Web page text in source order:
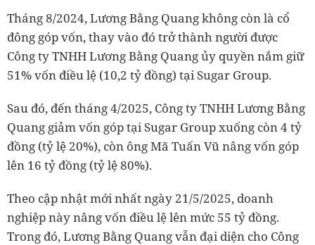
Tháng 8/2024, Lương Bằng Quang không còn là cổ
đông góp vốn, thay vào đó trở thành người được
Công ty TNHH Lương Bằng Quang ủy quyền nắm giữ
51% vốn điều lệ (10,2 tỷ đồng) tại Sugar Group.
Sau đó, đến tháng 4/2025, Công ty TNHH Lương Bằng
Quang giảm vốn góp tại Sugar Group xuống còn 4 tỷ
đồng (tỷ lệ 20%), còn ông Mã Tuấn Vũ nâng vốn góp
lên 16 tỷ đồng (tỷ lệ 80%).
Theo cập nhật mới nhất ngày 21/5/2025, doanh
nghiệp này nâng vốn điều lệ lên mức 55 tỷ đồng.
Trong đó, Lương Bằng Quang vẫn đại diện cho Công